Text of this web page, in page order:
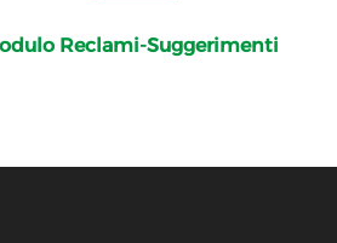
Reclami-Suggerimenti